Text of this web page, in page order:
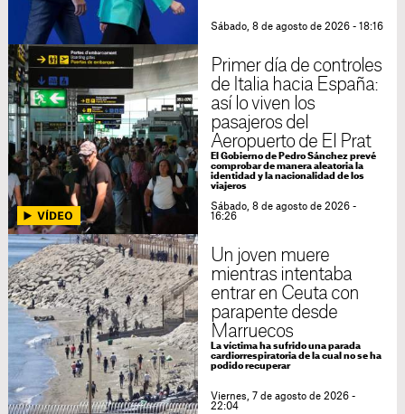
Sábado, 8 de agosto de 2026 - 18:16
Primer día de controles
de Italia hacia España:
así lo viven los
pasajeros del
Aeropuerto de El Prat
El Gobierno de Pedro Sánchez prevé
comprobar de manera aleatoria la
identidad y la nacionalidad de los
viajeros
Sábado, 8 de agosto de 2026 -
16:26
Un joven muere
mientras intentaba
entrar en Ceuta con
parapente desde
Marruecos
La víctima ha sufrido una parada
cardiorrespiratoria de la cual no se ha
podido recuperar
Viernes, 7 de agosto de 2026 -
22:04